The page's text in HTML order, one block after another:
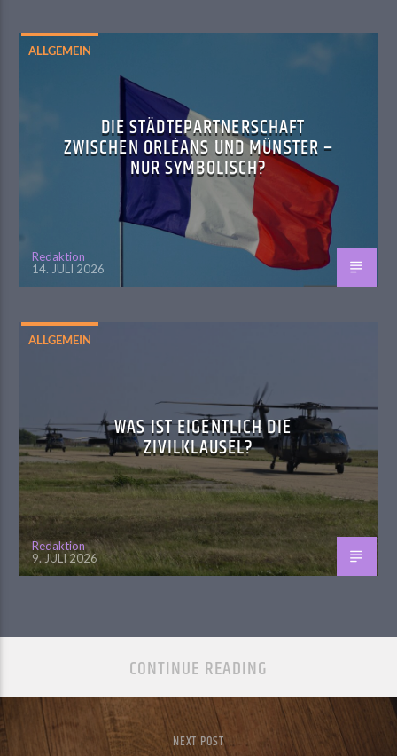
ALLGEMEIN
DIE STÄDTEPARTNERSCHAFT
ZWISCHEN ORLÉANS UND MÜNSTER –
NUR SYMBOLISCH?
Redaktion
14. JULI 2026
ALLGEMEIN
WAS IST EIGENTLICH DIE
ZIVILKLAUSEL?
Redaktion
9. JULI 2026
CONTINUE READING
NEXT POST